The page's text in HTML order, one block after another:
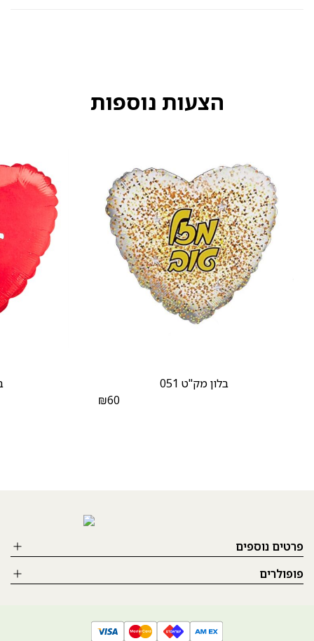
הצעות נוספות
בלון מק"ט 051
₪60
פרטים נוספים
פופולרים